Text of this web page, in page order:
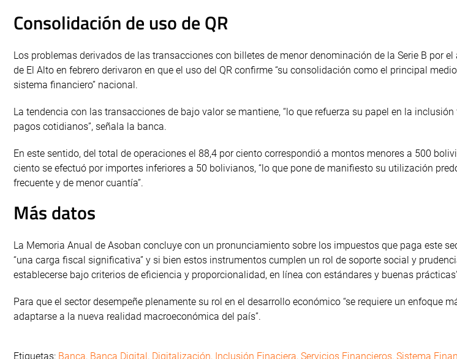
Consolidación de uso de QR
Los problemas derivados de las transacciones con billetes de menor denominación de la Serie B por
de El Alto en febrero derivaron en que el uso del QR confirme “su consolidación como el principal
sistema financiero” nacional.
La tendencia con las transacciones de bajo valor se mantiene, “lo que refuerza su papel en la
pagos cotidianos”, señala la banca.
En este sentido, del total de operaciones el 88,4 por ciento correspondió a montos menores a 500
ciento se efectuó por importes inferiores a 50 bolivianos, “lo que pone de manifiesto su utilización
frecuente y de menor cuantía”.
Más datos
La Memoria Anual de Asoban concluye con un pronunciamiento sobre los impuestos que paga este
“una carga fiscal significativa” y si bien estos instrumentos cumplen un rol de soporte social y
establecerse bajo criterios de eficiencia y proporcionalidad, en línea con estándares y buenas
Para que el sector desempeñe plenamente su rol en el desarrollo económico “se requiere un enfoque
adaptarse a la nueva realidad macroeconómica del país”.
Etiquetas: Banca, Banca Digital , Digitalización, Inclusión Finaciera, Servicios Financieros, Sistema